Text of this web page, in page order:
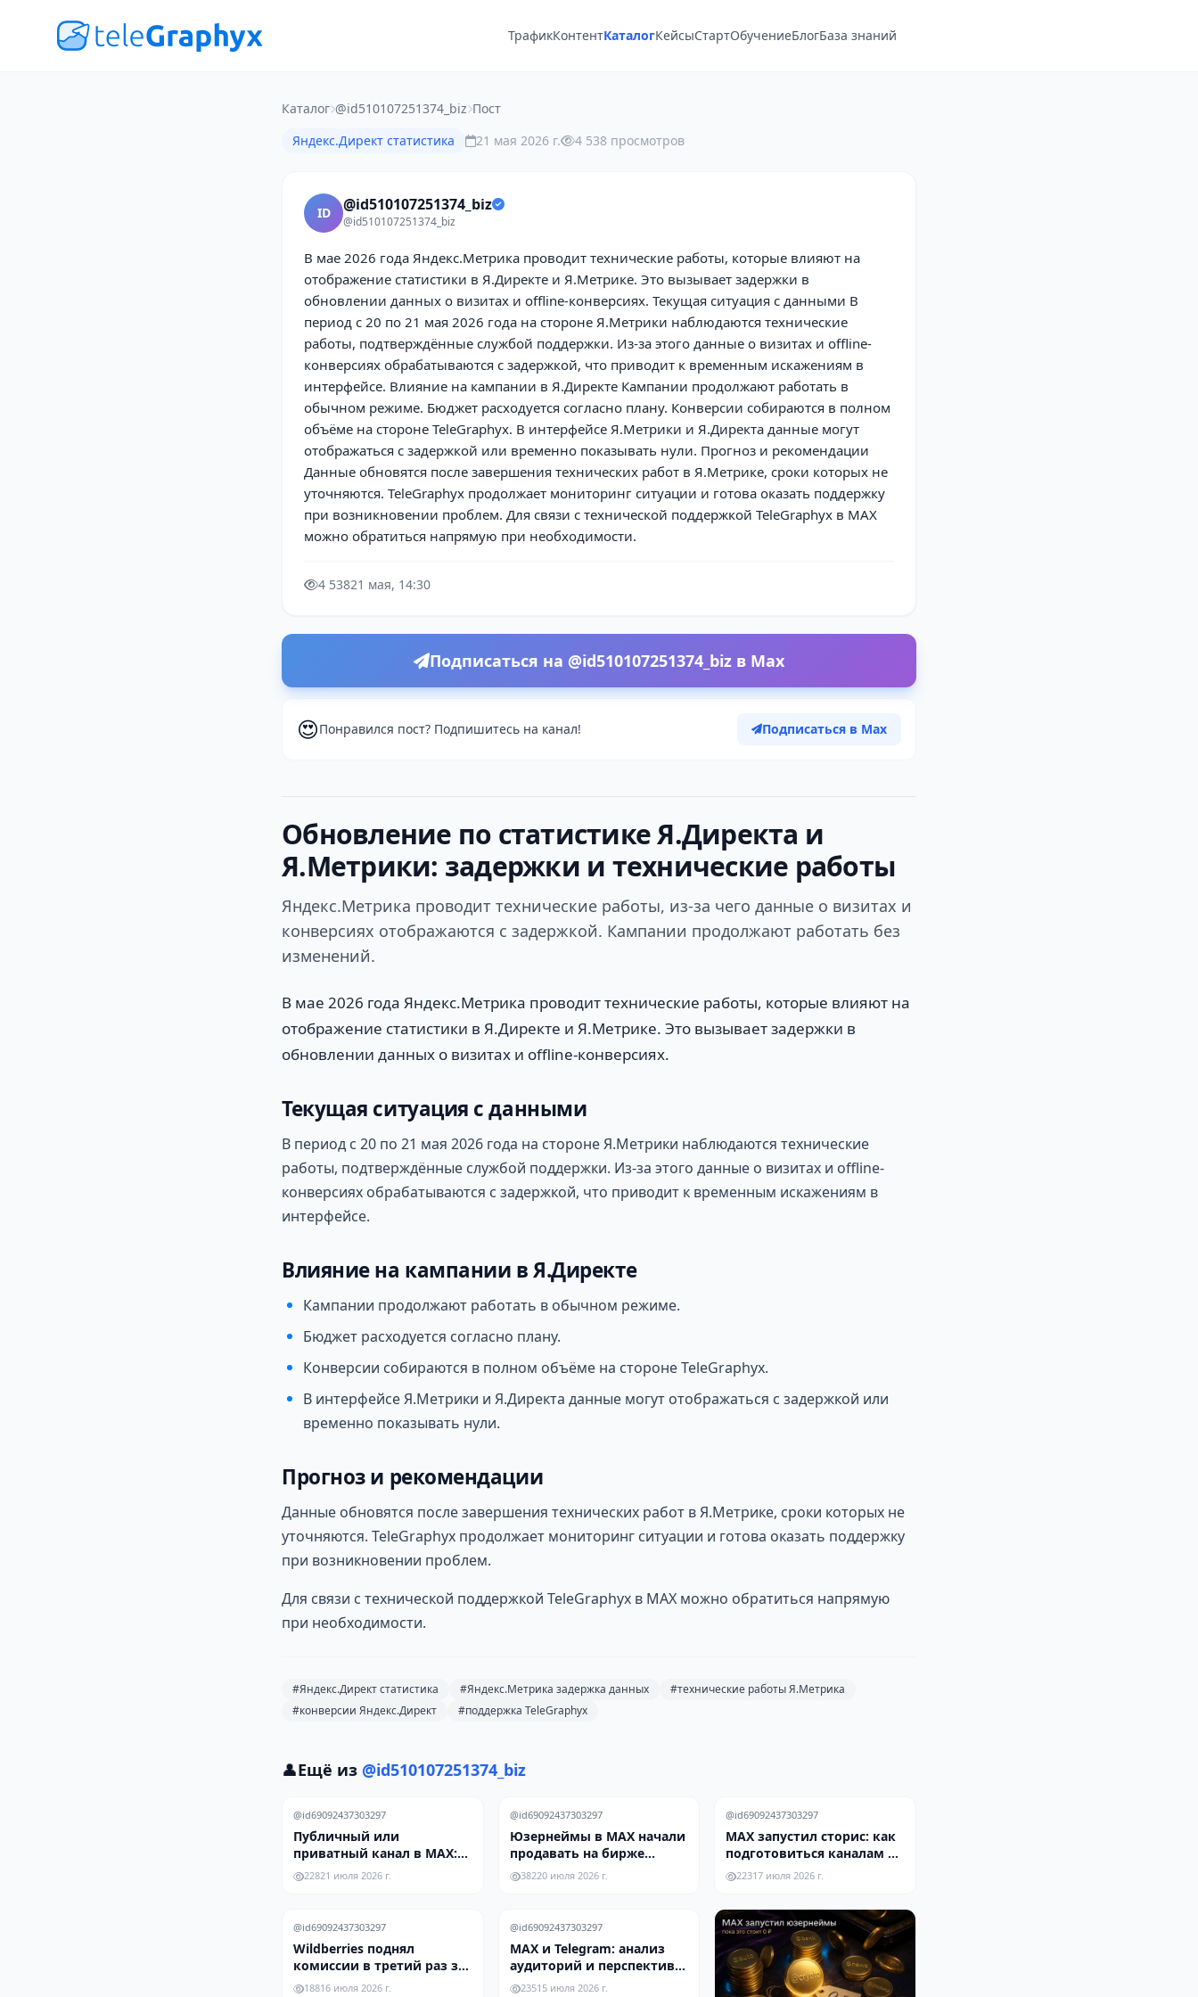
ТрафикКонтентКаталогКейсыСтартОбучениеБлогБаза знаний
Каталог @id510107251374_biz Пост
Яндекс.Директ статистика
21 мая 2026 г. 4 538 просмотров
ID @id510107251374_biz
@id510107251374_biz
В мае 2026 года Яндекс.Метрика проводит технические работы, которые влияют на
отображение статистики в Я.Директе и Я.Метрике. Это вызывает задержки в
обновлении данных о визитах и offline-конверсиях. Текущая ситуация с данными В
период с 20 по 21 мая 2026 года на стороне Я.Метрики наблюдаются технические
работы, подтверждённые службой поддержки. Из-за этого данные о визитах и offline-
конверсиях обрабатываются с задержкой, что приводит к временным искажениям в
интерфейсе. Влияние на кампании в Я.Директе Кампании продолжают работать в
обычном режиме. Бюджет расходуется согласно плану. Конверсии собираются в полном
объёме на стороне TeleGraphyx. В интерфейсе Я.Метрики и Я.Директа данные могут
отображаться с задержкой или временно показывать нули. Прогноз и рекомендации
Данные обновятся после завершения технических работ в Я.Метрике, сроки которых не
уточняются. TeleGraphyx продолжает мониторинг ситуации и готова оказать поддержку
при возникновении проблем. Для связи с технической поддержкой TeleGraphyx в MAX
можно обратиться напрямую при необходимости.
4 53821 мая, 14:30
Подписаться на @id510107251374_biz в Max
😍Понравился пост? Подпишитесь на канал! Подписаться в Max
Обновление по статистике Я.Директа и
Я.Метрики: задержки и технические работы
Яндекс.Метрика проводит технические работы, из-за чего данные о визитах и
конверсиях отображаются с задержкой. Кампании продолжают работать без
изменений.
В мае 2026 года Яндекс.Метрика проводит технические работы, которые влияют на
отображение статистики в Я.Директе и Я.Метрике. Это вызывает задержки в
обновлении данных о визитах и offline-конверсиях.
Текущая ситуация с данными
В период с 20 по 21 мая 2026 года на стороне Я.Метрики наблюдаются технические
работы, подтверждённые службой поддержки. Из-за этого данные о визитах и offline-
конверсиях обрабатываются с задержкой, что приводит к временным искажениям в
интерфейсе.
Влияние на кампании в Я.Директе
Кампании продолжают работать в обычном режиме.
Бюджет расходуется согласно плану.
Конверсии собираются в полном объёме на стороне TeleGraphyx.
В интерфейсе Я.Метрики и Я.Директа данные могут отображаться с задержкой или
временно показывать нули.
Прогноз и рекомендации
Данные обновятся после завершения технических работ в Я.Метрике, сроки которых не
уточняются. TeleGraphyx продолжает мониторинг ситуации и готова оказать поддержку
при возникновении проблем.
Для связи с технической поддержкой TeleGraphyx в MAX можно обратиться напрямую
при необходимости.
#Яндекс.Директ статистика #Яндекс.Метрика задержка данных
#технические работы Я.Метрика
#конверсии Яндекс.Директ
#поддержка TeleGraphyx
👤Ещё из @id510107251374_biz
@id69092437303297
Публичный или
приватный канал в MAX:
что эффективнее для
роста подписчиков
22821 июля 2026 г.
@id69092437303297
Юзернеймы в MAX начали
продавать на бирже
Telderi
38220 июля 2026 г.
@id69092437303297
MAX запустил сторис: как
подготовиться каналам к
новому формату
22317 июля 2026 г.
@id69092437303297
Wildberries поднял
комиссии в третий раз за
год — селлеры переходят
18816 июля 2026 г.
@id69092437303297
MAX и Telegram: анализ
аудиторий и перспективы
каналов в 2026 году
23515 июля 2026 г.